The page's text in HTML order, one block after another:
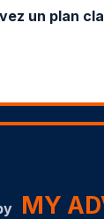
un plan
MY